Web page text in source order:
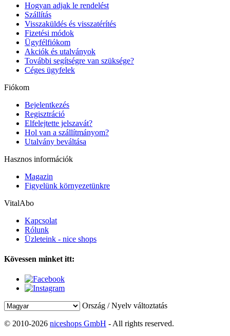
Hogyan adjak le rendelést
Szállítás
Visszaküldés és visszatérítés
Fizetési módok
Ügyfélfiókom
Akciók és utalványok
További segítségre van szüksége?
Céges ügyfelek
Fiókom
Bejelentkezés
Regisztráció
Elfelejtette jelszavát?
Hol van a szállítmányom?
Utalvány beváltása
Hasznos információk
Magazin
Figyelünk környezetünkre
VitalAbo
Kapcsolat
Rólunk
Üzleteink - nice shops
Kövessen minket itt:
Ország / Nyelv változtatás
© 2010-2026 niceshops GmbH - All rights reserved.